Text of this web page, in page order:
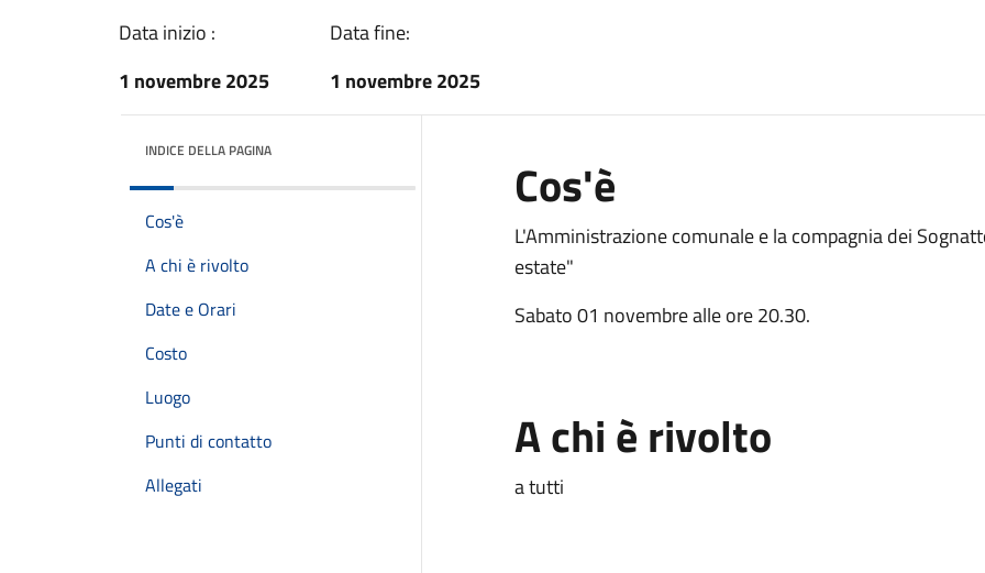
Data inizio :
1 novembre 2025
Data fine:
1 novembre 2025
INDICE DELLA PAGINA
Cos'è
A chi è rivolto
Date e Orari
Costo
Luogo
Punti di contatto
Allegati
Cos'è
L'Amministrazione comunale e la compagnia dei
estate"
Sabato 01 novembre alle ore 20.30.
A chi è rivolto
a tutti